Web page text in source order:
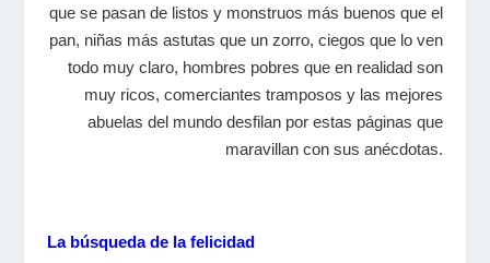
que se pasan de listos y monstruos más buenos que el
pan, niñas más astutas que un zorro, ciegos que lo ven
todo muy claro, hombres pobres que en realidad son
muy ricos, comerciantes tramposos y las mejores
abuelas del mundo desfilan por estas páginas que
maravillan con sus anécdotas.
La búsqueda de la felicidad